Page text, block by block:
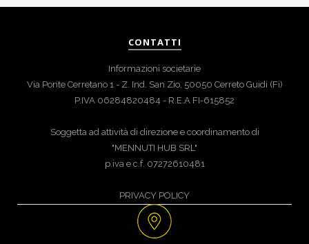
CONTATTI
Informazioni societarie
Via Ponte Cerretano 1 - Z. Ind. San Zio, 50050 Cerreto Guidi (Fi)
P.IVA 06284820484 - R.E.A FI-615852
Soggetta ad attività di direzione e coordinamento di
"MENNUTI HUB SRL"
p.iva e c.f. 07272610481
PRIVACY POLICY